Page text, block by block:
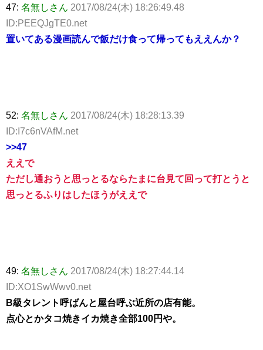
47: 名無しさん 2017/08/24(木) 18:26:49.48
ID:PEEQJgTE0.net
置いてある漫画読んで飯だけ食って帰ってもええんか？
52: 名無しさん 2017/08/24(木) 18:28:13.39
ID:I7c6nVAfM.net
>>47
ええで
ただし通おうと思っとるならたまに台見て回って打とうと
思っとるふりはしたほうがええで
49: 名無しさん 2017/08/24(木) 18:27:44.14
ID:XO1SwWwv0.net
B級タレント呼ばんと屋台呼ぶ近所の店有能。
点心とかタコ焼きイカ焼き全部100円や。